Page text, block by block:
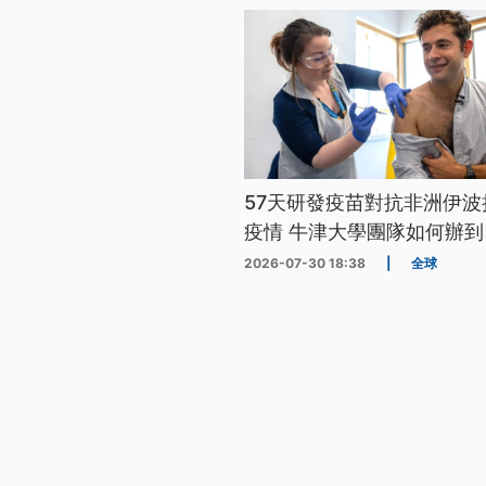
57天研發疫苗對抗非洲伊
疫情 牛津大學團隊如何辦
2026-07-30 18:38 全球